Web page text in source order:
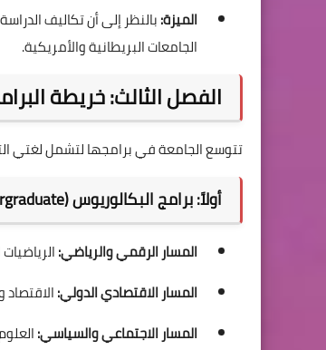
الميزة:بالنظر إلى أن تكاليف
الجامعات البريطانية والأمريكية.
الفصل الثالث: خريطة البرامج
تتوسع الجامعة في برامجها لتشمل لغتي
أولاً: برامج البكالوريوس (Undergraduate)
المسار الرقمي والرياضي:
المسار الاقتصادي الدولي:الاقتصاد
المسار الاجتماعي والسياسي: